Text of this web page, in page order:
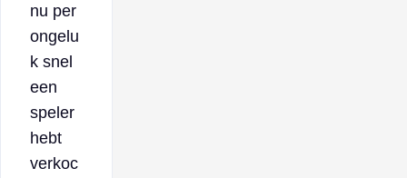
nu per
ongelu
k snel
een
speler
hebt
verkoc